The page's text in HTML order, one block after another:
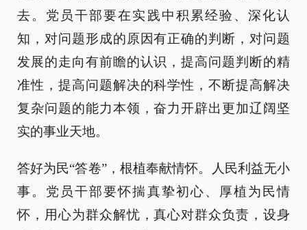
去。党员干部要在实践中积累经验、深化认
知，对问题形成的原因有正确的判断，对问题
发展的走向有前瞻的认识，提高问题判断的精
准性，提高问题解决的科学性，不断提高解决
复杂问题的能力本领，奋力开辟出更加辽阔坚
实的事业天地。
答好为民“答卷”，根植奉献情怀。人民利益无小
事。党员干部要怀揣真挚初心、厚植为民情
怀，用心为群众解忧，真心对群众负责，设身